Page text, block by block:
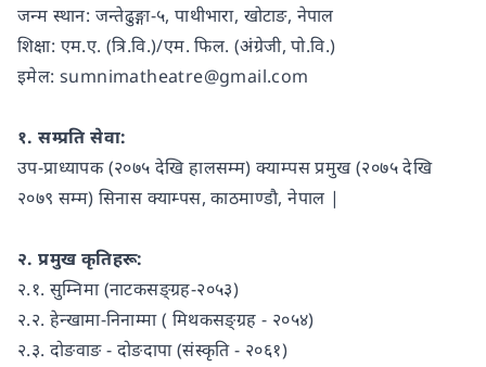
जन्म स्थान: जन्तेढुङ्गा-५, पाथीभारा, खोटाङ, नेपाल
शिक्षा: एम.ए. (त्रि.वि.)/एम. फिल. (अंग्रेजी, पो.वि.)
इमेल: sumnimatheatre@gmail.com
१. सम्प्रति सेवा:
उप-प्राध्यापक (२०७५ देखि हालसम्म) क्याम्पस प्रमुख (२०७५ देखि
२०७९ सम्म) सिनास क्याम्पस, काठमाण्डौ, नेपाल |
२. प्रमुख कृतिहरू:
२.१. सुम्निमा (नाटकसङ्ग्रह-२०५३)
२.२. हेन्खामा-निनाम्मा ( मिथकसङ्ग्रह - २०५४)
२.३. दोङवाङ - दोङदापा (संस्कृति - २०६१)